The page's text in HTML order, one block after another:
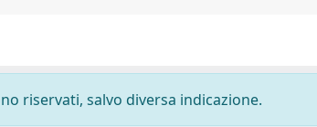
riservati, salvo diversa indicazione.